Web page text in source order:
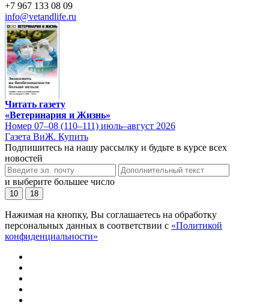
+7 967 133 08 09
info@vetandlife.ru
Читать газету
«Ветеринария и Жизнь»
Номер 07–08 (110–111) июль–август 2026
Газета ВиЖ. Купить
Подпишитесь на нашу рассылку и будьте в курсе всех
новостей
и выберите большее число
10 18
Нажимая на кнопку, Вы соглашаетесь на обработку
персональных данных в соответствии с «Политикой
конфиденциальности»